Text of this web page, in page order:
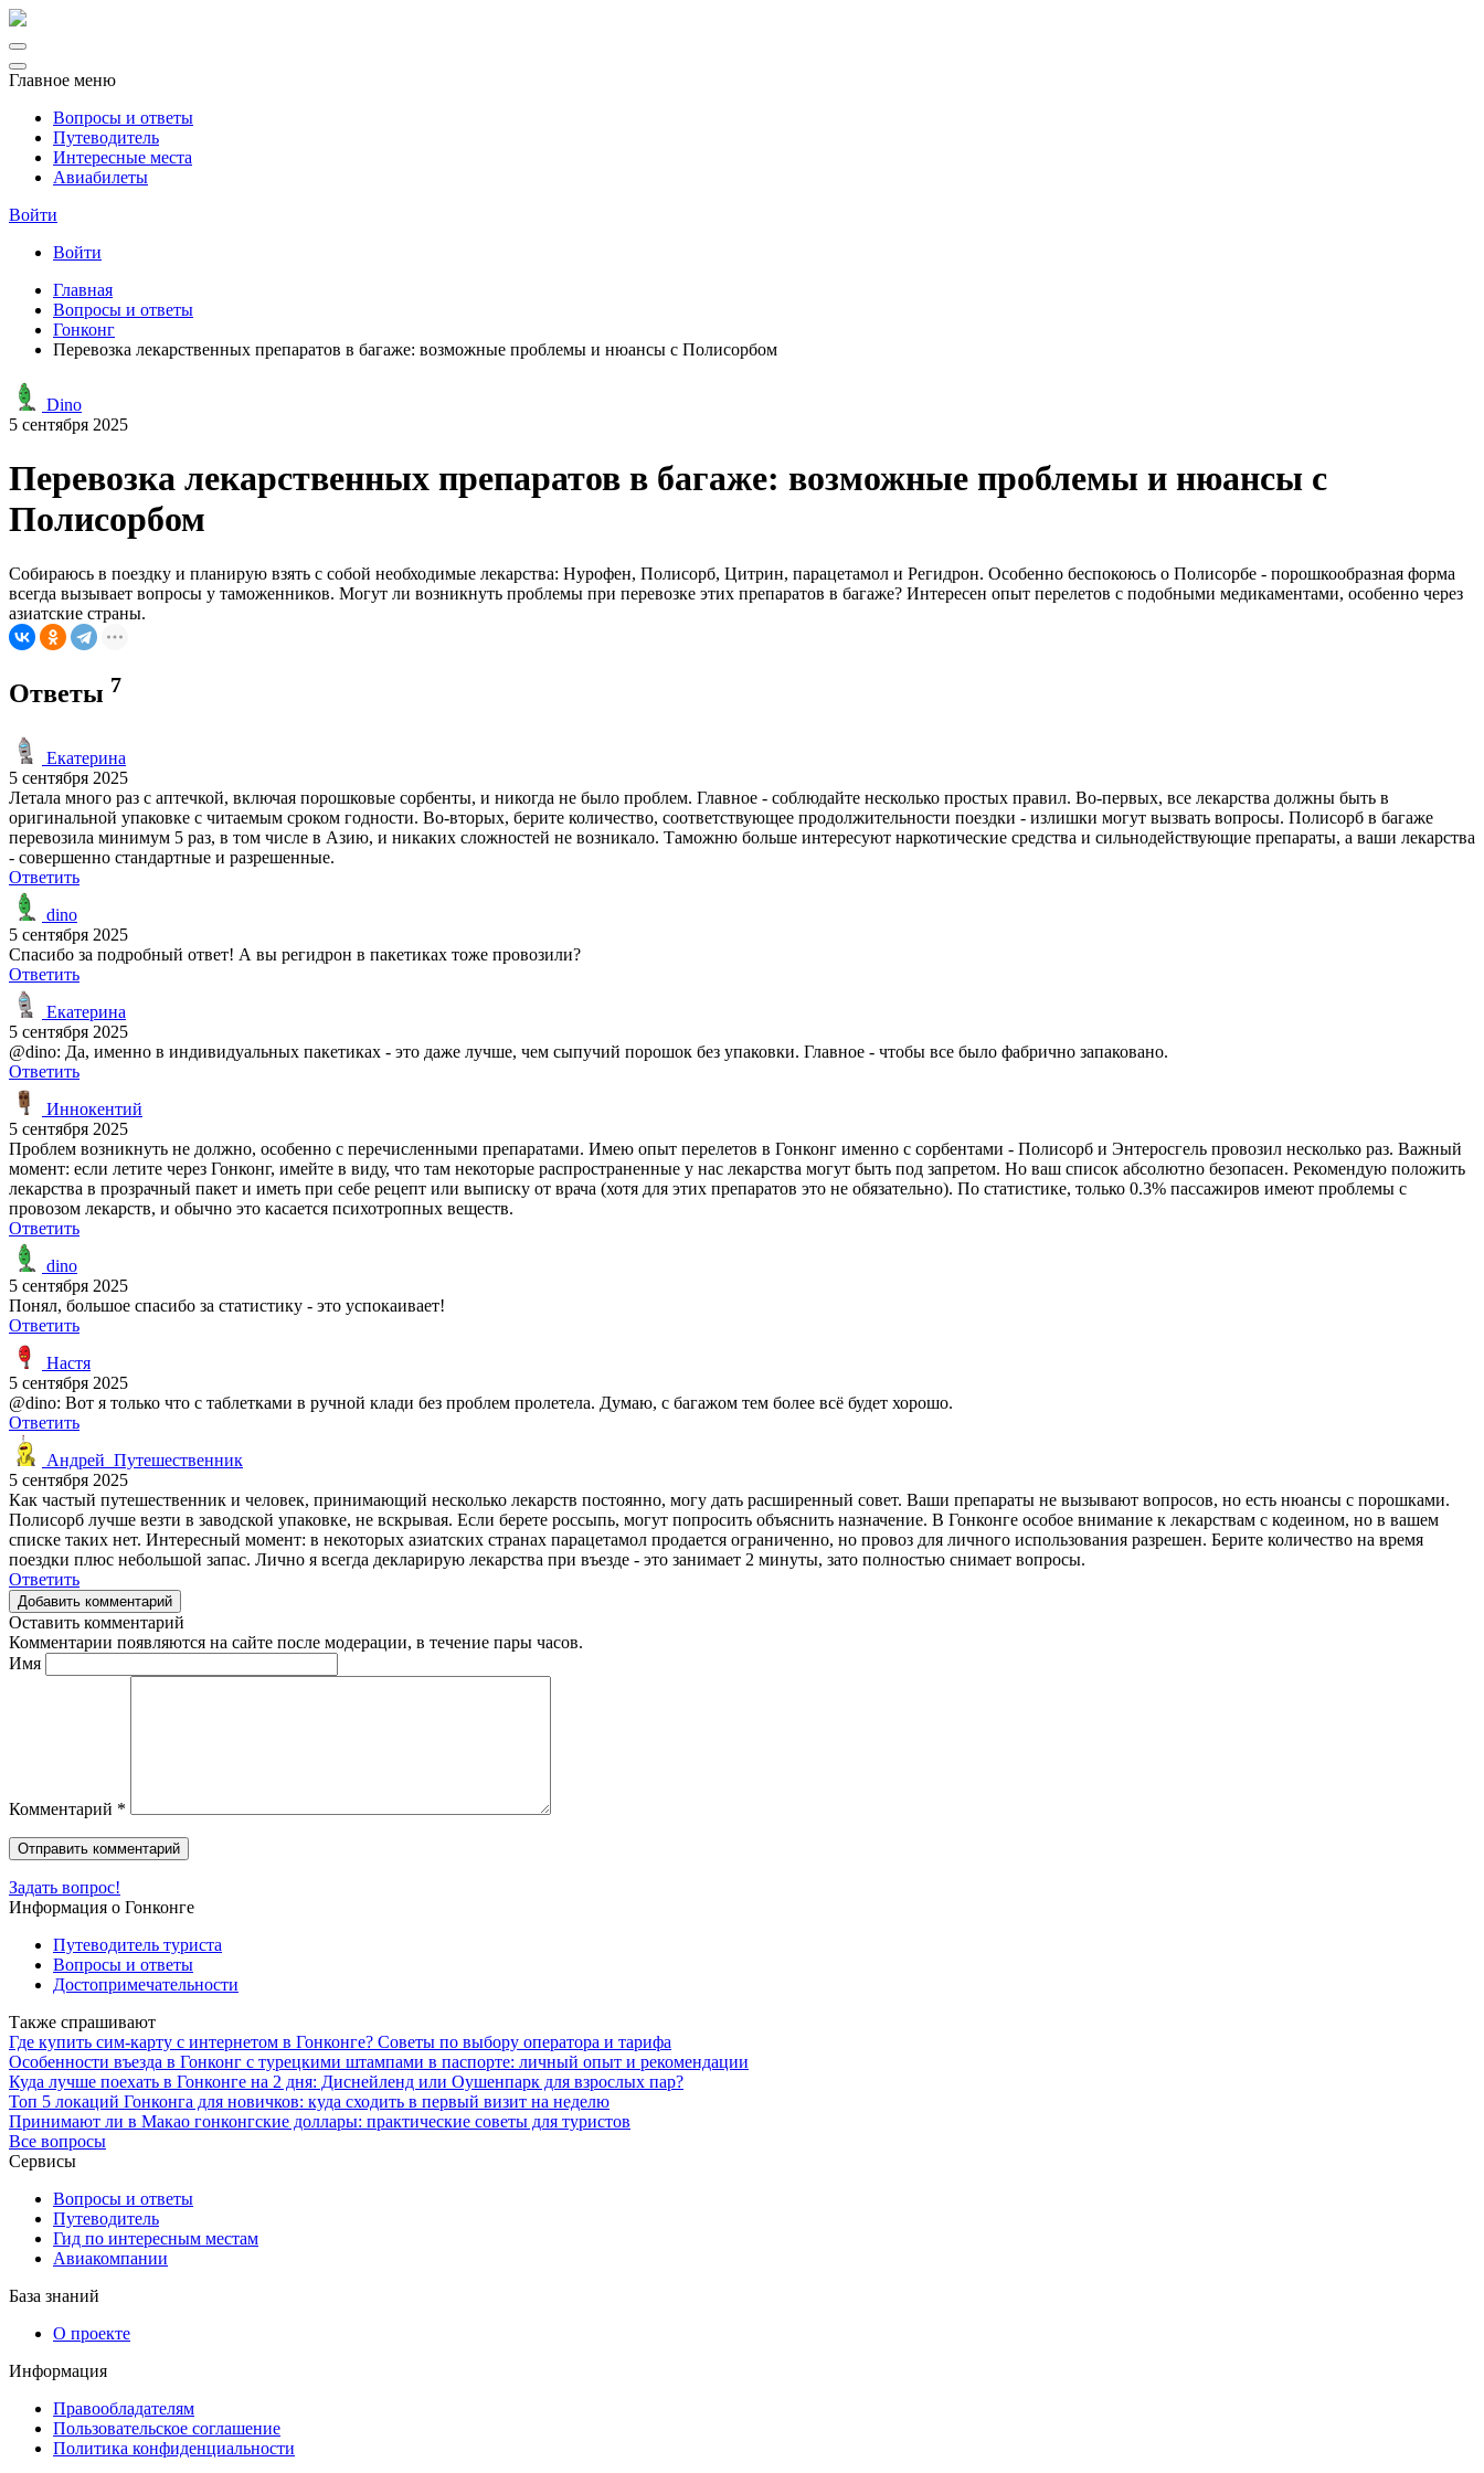
Главное меню
Вопросы и ответы
Путеводитель
Интересные места
Авиабилеты
Войти
Войти
Главная
Вопросы и ответы
Гонконг
Перевозка лекарственных препаратов в багаже: возможные проблемы и нюансы с Полисорбом
Dino
5 сентября 2025
Перевозка лекарственных препаратов в багаже: возможные проблемы и нюансы с
Полисорбом
Собираюсь в поездку и планирую взять с собой необходимые лекарства: Нурофен, Полисорб, Цитрин, парацетамол и Регидрон. Особенно беспокоюсь о Полисорбе - порошкообразная форма
всегда вызывает вопросы у таможенников. Могут ли возникнуть проблемы при перевозке этих препаратов в багаже? Интересен опыт перелетов с подобными медикаментами, особенно через
азиатские страны.
Ответы 7
Екатерина
5 сентября 2025
Летала много раз с аптечкой, включая порошковые сорбенты, и никогда не было проблем. Главное - соблюдайте несколько простых правил. Во-первых, все лекарства должны быть в
оригинальной упаковке с читаемым сроком годности. Во-вторых, берите количество, соответствующее продолжительности поездки - излишки могут вызвать вопросы. Полисорб в багаже
перевозила минимум 5 раз, в том числе в Азию, и никаких сложностей не возникало. Таможню больше интересуют наркотические средства и сильнодействующие препараты, а ваши лекарства
- совершенно стандартные и разрешенные.
Ответить
dino
5 сентября 2025
Спасибо за подробный ответ! А вы регидрон в пакетиках тоже провозили?
Ответить
Екатерина
5 сентября 2025
@dino: Да, именно в индивидуальных пакетиках - это даже лучше, чем сыпучий порошок без упаковки. Главное - чтобы все было фабрично запаковано.
Ответить
Иннокентий
5 сентября 2025
Проблем возникнуть не должно, особенно с перечисленными препаратами. Имею опыт перелетов в Гонконг именно с сорбентами - Полисорб и Энтеросгель провозил несколько раз. Важный
момент: если летите через Гонконг, имейте в виду, что там некоторые распространенные у нас лекарства могут быть под запретом. Но ваш список абсолютно безопасен. Рекомендую положить
лекарства в прозрачный пакет и иметь при себе рецепт или выписку от врача (хотя для этих препаратов это не обязательно). По статистике, только 0.3% пассажиров имеют проблемы с
провозом лекарств, и обычно это касается психотропных веществ.
Ответить
dino
5 сентября 2025
Понял, большое спасибо за статистику - это успокаивает!
Ответить
Настя
5 сентября 2025
@dino: Вот я только что с таблетками в ручной клади без проблем пролетела. Думаю, с багажом тем более всё будет хорошо.
Ответить
Андрей_Путешественник
5 сентября 2025
Как частый путешественник и человек, принимающий несколько лекарств постоянно, могу дать расширенный совет. Ваши препараты не вызывают вопросов, но есть нюансы с порошками.
Полисорб лучше везти в заводской упаковке, не вскрывая. Если берете россыпь, могут попросить объяснить назначение. В Гонконге особое внимание к лекарствам с кодеином, но в вашем
списке таких нет. Интересный момент: в некоторых азиатских странах парацетамол продается ограниченно, но провоз для личного использования разрешен. Берите количество на время
поездки плюс небольшой запас. Лично я всегда декларирую лекарства при въезде - это занимает 2 минуты, зато полностью снимает вопросы.
Ответить
Добавить комментарий
Оставить комментарий
Комментарии появляются на сайте после модерации, в течение пары часов.
Имя
Комментарий *
Задать вопрос!
Информация о Гонконге
Путеводитель туриста
Вопросы и ответы
Достопримечательности
Также спрашивают
Где купить сим-карту с интернетом в Гонконге? Советы по выбору оператора и тарифа
Особенности въезда в Гонконг с турецкими штампами в паспорте: личный опыт и рекомендации
Куда лучше поехать в Гонконге на 2 дня: Диснейленд или Оушенпарк для взрослых пар?
Топ 5 локаций Гонконга для новичков: куда сходить в первый визит на неделю
Принимают ли в Макао гонконгские доллары: практические советы для туристов
Все вопросы
Сервисы
Вопросы и ответы
Путеводитель
Гид по интересным местам
Авиакомпании
База знаний
О проекте
Информация
Правообладателям
Пользовательское соглашение
Политика конфиденциальности